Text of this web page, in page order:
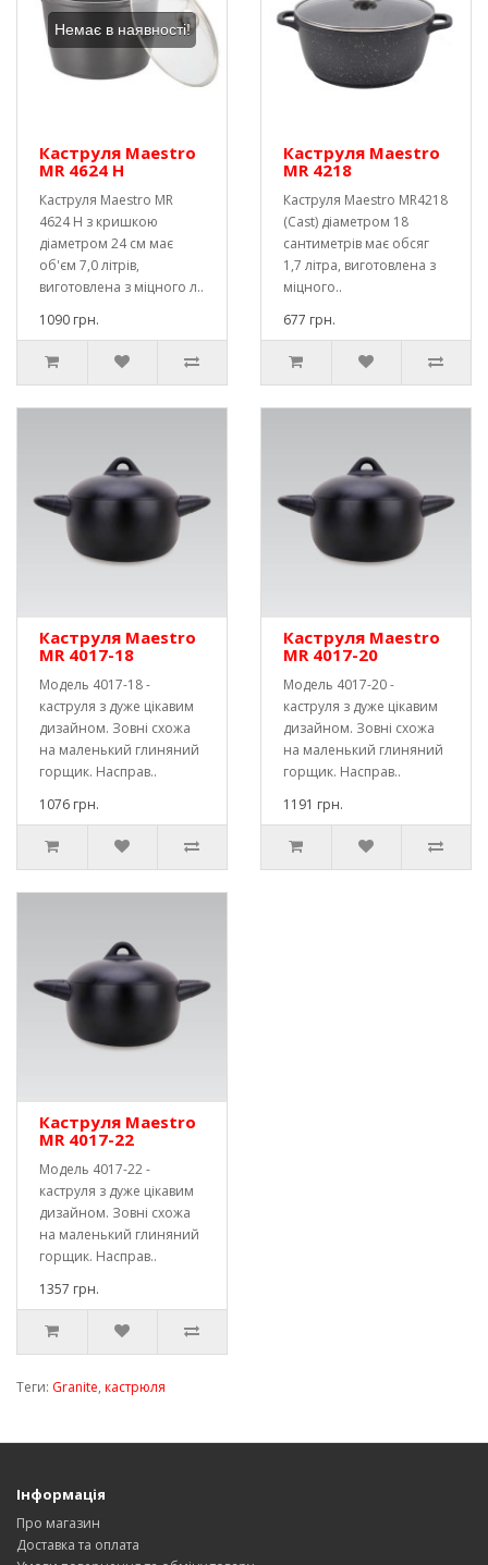
Немає в наявності!
Каструля Maestro
MR 4624 H
Каструля Maestro MR
4624 H з кришкою
діаметром 24 см має
об'єм 7,0 літрів,
виготовлена ​​з міцного л..
1090 грн.
Каструля Maestro
MR 4218
Каструля Maestro MR4218
(Cast) діаметром 18
сантиметрів має обсяг
1,7 літра, виготовлена ​​з
міцного..
677 грн.
Каструля Maestro
MR 4017-18
Модель 4017-18 -
каструля з дуже цікавим
дизайном. Зовні схожа
на маленький глиняний
горщик. Насправ..
1076 грн.
Каструля Maestro
MR 4017-20
Модель 4017-20 -
каструля з дуже цікавим
дизайном. Зовні схожа
на маленький глиняний
горщик. Насправ..
1191 грн.
Каструля Maestro
MR 4017-22
Модель 4017-22 -
каструля з дуже цікавим
дизайном. Зовні схожа
на маленький глиняний
горщик. Насправ..
1357 грн.
Теги: Granite, кастрюля
Інформація
Про магазин
Доставка та оплата